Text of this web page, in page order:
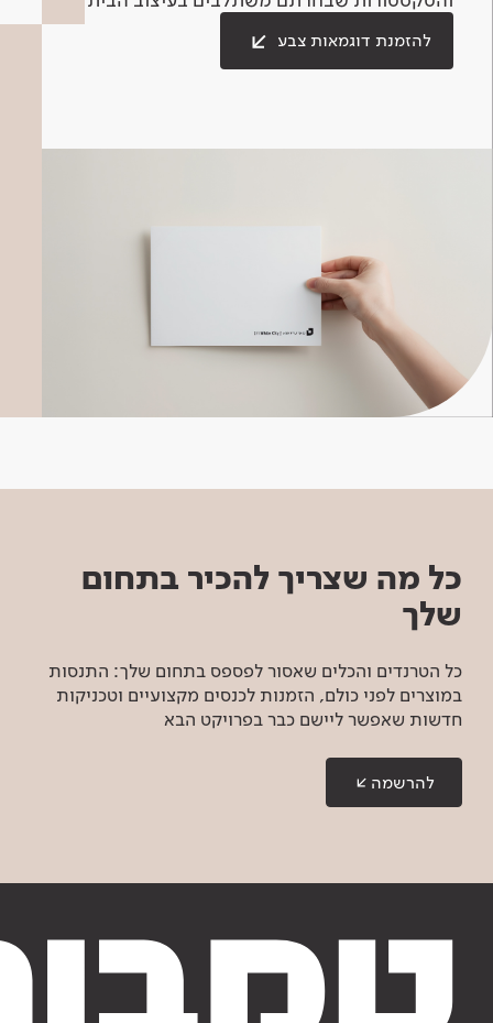
להזמנת דוגמאות צבע
כל מה שצריך להכיר בתחום
שלך
כל הטרנדים והכלים שאסור לפספס בתחום שלך: התנסות
במוצרים לפני כולם, הזמנות לכנסים מקצועיים וטכניקות
חדשות שאפשר ליישם כבר בפרויקט הבא
להרשמה